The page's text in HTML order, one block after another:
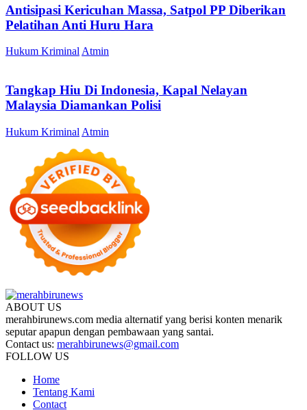
Antisipasi Kericuhan Massa, Satpol PP Diberikan
Pelatihan Anti Huru Hara
Hukum Kriminal Atmin
Tangkap Hiu Di Indonesia, Kapal Nelayan
Malaysia Diamankan Polisi
Hukum Kriminal Atmin
ABOUT US
merahbirunews.com media alternatif yang berisi konten menarik
seputar apapun dengan pembawaan yang santai.
Contact us: merahbirunews@gmail.com
FOLLOW US
Home
Tentang Kami
Contact